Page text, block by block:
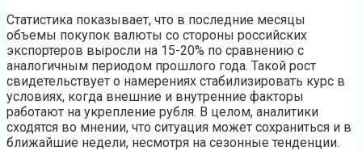
Статистика показывает, что в последние месяцы
объемы покупок валюты со стороны российских
экспортеров выросли на 15-20% по сравнению с
аналогичным периодом прошлого года. Такой рост
свидетельствует о намерениях стабилизировать курс в
условиях, когда внешние и внутренние факторы
работают на укрепление рубля. В целом, аналитики
сходятся во мнении, что ситуация может сохраниться и в
ближайшие недели, несмотря на сезонные тенденции.